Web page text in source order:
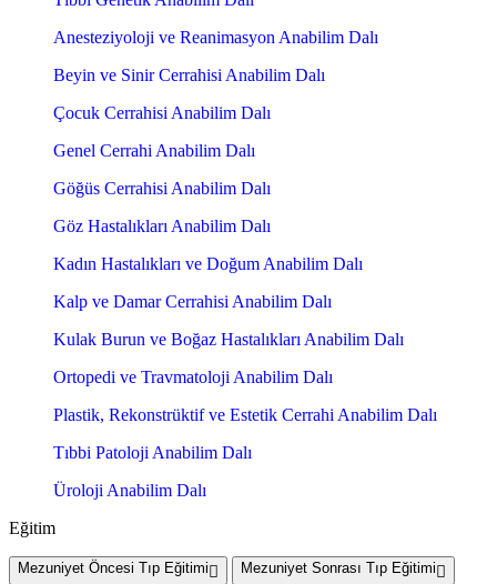
Anesteziyoloji ve Reanimasyon Anabilim Dalı
Beyin ve Sinir Cerrahisi Anabilim Dalı
Çocuk Cerrahisi Anabilim Dalı
Genel Cerrahi Anabilim Dalı
Göğüs Cerrahisi Anabilim Dalı
Göz Hastalıkları Anabilim Dalı
Kadın Hastalıkları ve Doğum Anabilim Dalı
Kalp ve Damar Cerrahisi Anabilim Dalı
Kulak Burun ve Boğaz Hastalıkları Anabilim Dalı
Ortopedi ve Travmatoloji Anabilim Dalı
Plastik, Rekonstrüktif ve Estetik Cerrahi Anabilim Dalı
Tıbbi Patoloji Anabilim Dalı
Üroloji Anabilim Dalı
Eğitim
Mezuniyet Öncesi Tıp Eğitimi
Mezuniyet Sonrası Tıp Eğitimi